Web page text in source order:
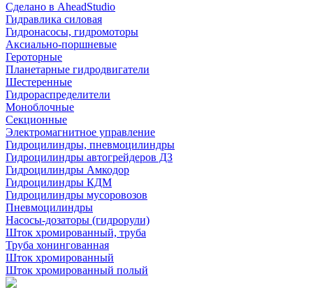
Сделано в AheadStudio
Гидравлика силовая
Гидронасосы, гидромоторы
Аксиально-поршневые
Героторные
Планетарные гидродвигатели
Шестеренные
Гидрораспределители
Моноблочные
Секционные
Электромагнитное управление
Гидроцилиндры, пневмоцилиндры
Гидроцилиндры автогрейдеров ДЗ
Гидроцилиндры Амкодор
Гидроцилиндры КДМ
Гидроцилиндры мусоровозов
Пневмоцилиндры
Насосы-дозаторы (гидрорули)
Шток хромированный, труба
Труба хонингованная
Шток хромированный
Шток хромированный полый